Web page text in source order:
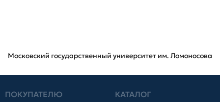
Московский государственный университет им. Ломоносова
ПОКУПАТЕЛЮ КАТАЛОГ